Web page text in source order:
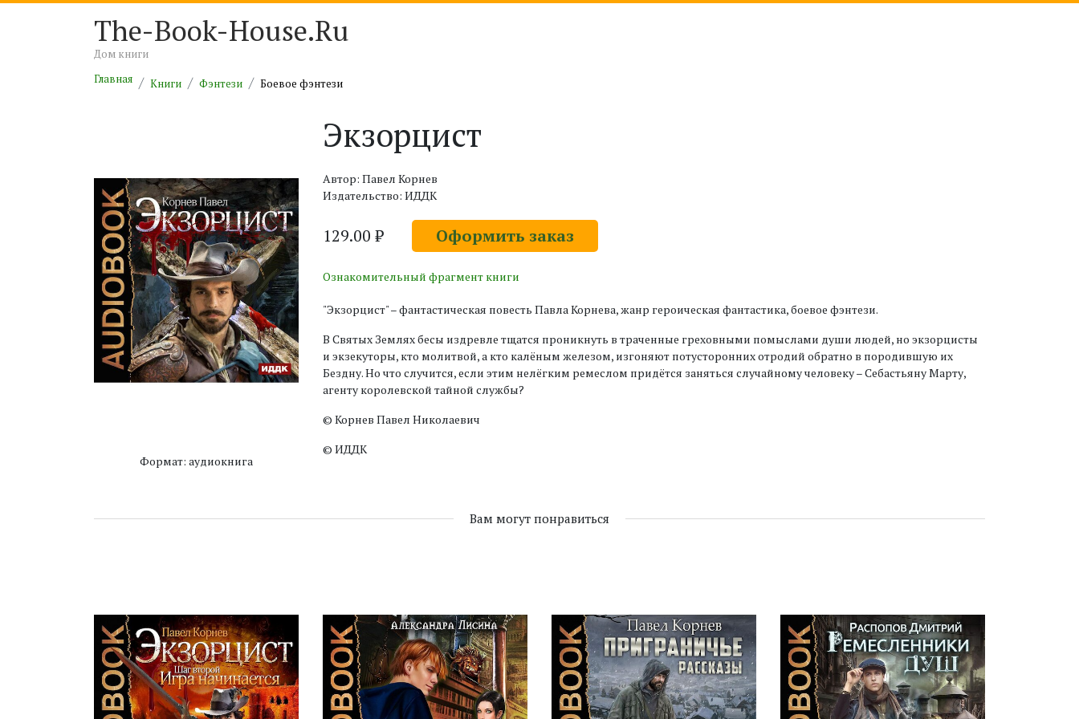
The-Book-House.Ru
Дом книги
Главная
Книги Фэнтези Боевое фэнтези
Формат: аудиокнига
Экзорцист
Автор: Павел Корнев
Издательство: ИДДК
129.00 ₽ Оформить заказ
Ознакомительный фрагмент книги
"Экзорцист" – фантастическая повесть Павла Корнева, жанр героическая фантастика, боевое фэнтези.
В Святых Землях бесы издревле тщатся проникнуть в траченные греховными помыслами души людей, но экзорцисты
и экзекуторы, кто молитвой, а кто калёным железом, изгоняют потусторонних отродий обратно в породившую их
Бездну. Но что случится, если этим нелёгким ремеслом придётся заняться случайному человеку – Себастьяну Марту,
агенту королевской тайной службы?
© Корнев Павел Николаевич
© ИДДК
Вам могут понравиться